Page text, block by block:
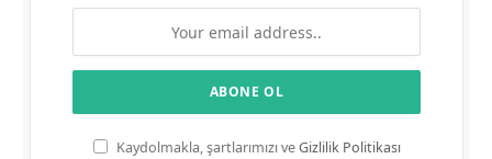
Kaydolmakla, şartlarımızı veGizlilik Politikası